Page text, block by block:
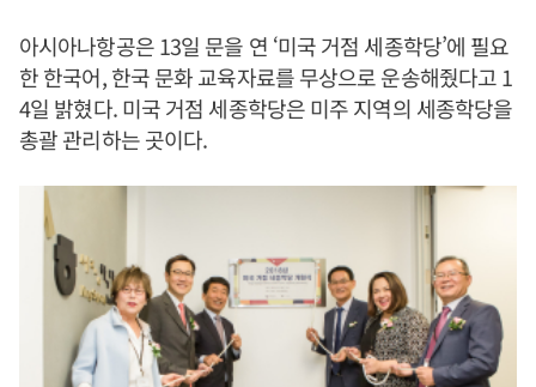
아시아나항공은 13일 문을 연 ‘미국 거점 세종학당’에 필요
한 한국어, 한국 문화 교육자료를 무상으로 운송해줬다고 1
4일 밝혔다. 미국 거점 세종학당은 미주 지역의 세종학당을
총괄 관리하는 곳이다.